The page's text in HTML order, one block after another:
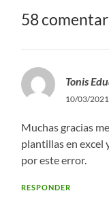
58
Tonis
10/03/2021
Muchas gracias
plantillas en excel
por este error.
RESPONDER